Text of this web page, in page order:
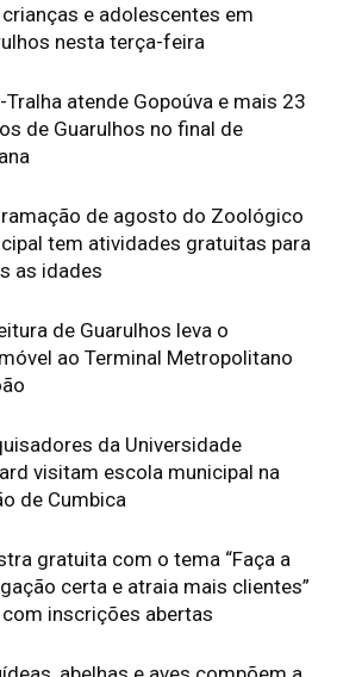
crianças e adolescentes em
nesta terça-feira
Tralha atende Gopoúva e mais 23
de Guarulhos no final de
de agosto do Zoológico
tem atividades gratuitas para
as idades
de Guarulhos leva o
ao Terminal Metropolitano
da Universidade
visitam escola municipal na
de Cumbica
gratuita com o tema “Faça a
certa e atraia mais clientes”
inscrições abertas